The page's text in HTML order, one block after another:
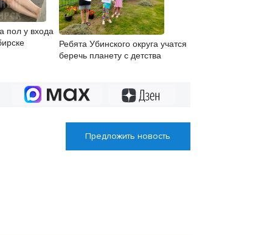
пол у входа
Ребята Убинского округа учатся
беречь планету с детства
Предложить новость